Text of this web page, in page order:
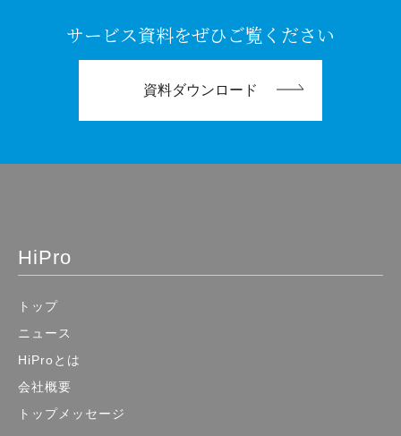
サービス資料をぜひご覧ください
資料ダウンロード
HiPro
トップ
ニュース
HiProとは
会社概要
トップメッセージ